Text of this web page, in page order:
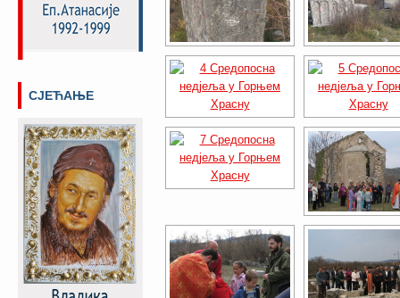
СЈЕЋАЊЕ